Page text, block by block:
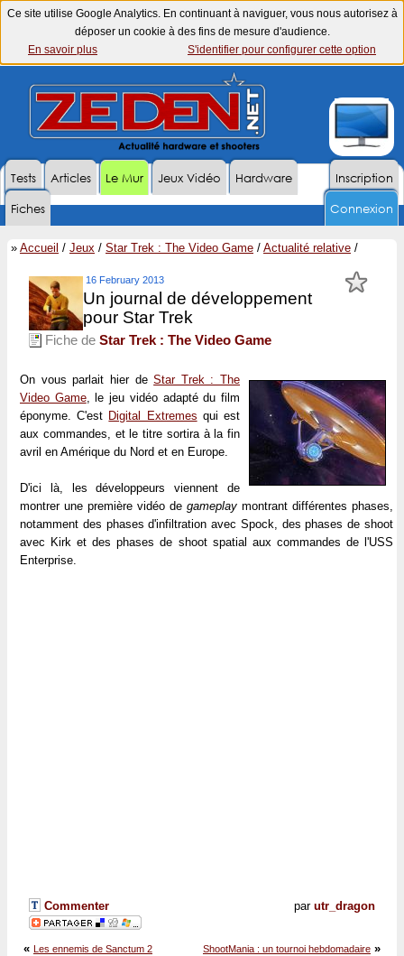
Ce site utilise Google Analytics. En continuant à naviguer, vous nous autorisez à
déposer un cookie à des fins de mesure d'audience.
En savoir plus
S'identifier pour configurer cette option
Inscription
Tests Articles Le Mur Jeux Vidéo
Hardware
Fiches
Connexion
» Accueil / Jeux / Star Trek : The Video Game / Actualité relative /
16 February 2013
Un journal de développement
pour Star Trek
Fiche de Star Trek : The Video Game
On vous parlait hier deStar Trek : The
Video Game, le jeu vidéo adapté du film
éponyme. C'est Digital Extremes qui est
aux commandes, et le titre sortira à la fin
avril en Amérique du Nord et en Europe.
D'ici là, les développeurs viennent de
montrer une première vidéo de gameplay montrant différentes phases,
notamment des phases d'infiltration avec Spock, des phases de shoot
avec Kirk et des phases de shoot spatial aux commandes de l'USS
Enterprise.
par utr_dragon
Commenter
ShootMania : un tournoi hebdomadaire »
« Les ennemis de Sanctum 2